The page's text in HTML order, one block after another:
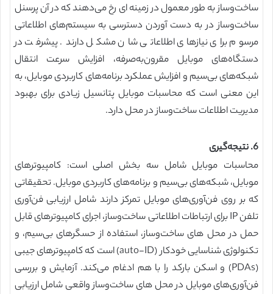
ساخت‌وساز به طور معمول در زمینه ای رخ می‌دهند که در آن پرسنل
ساخت‌وساز در به دست آوردن دسترسی به سیستم‌های اطلاعاتی
مرسوم برای نیازهای اطلاعاتی شان مشکل دارند. پیشرفت در
دستگاه‌های موبایل مقرون‌به‌صرفه، افزایش سرعت انتقال
شبکه‌های بی‌سیم و افزایش عملکرد برنامه‌های کاربردی موبایل، به
این معنی است که محاسبات موبایل پتانسیل زیادی برای بهبود
مدیریت اطلاعات ساخت‌وساز در محل دارد.
6. نتیجه‌گیری
محاسبات موبایل شامل سه بخش اصلی است: کامپیوترهای
موبایل، شبکه‌های بی‌سیم و برنامه‌های کاربردی موبایل. تحقیقاتی
که بر روی فن‌آوری‌های موبایل تمرکز دارند شامل ارزیابی فن‌آوری
تلفن IP برای ارتباطات اطلاعاتی ساخت‌وساز، اجرای کامپیوترهای قابل
حمل در محل های ساخت‌وساز، استفاده از حسگرهای بی‌سیم، و
تکنولوژی شناسایی خودکار (auto-ID) است که کامپیوترهای جیبی
(PDAs) و اسکن بارکد را با هم ادغام می‌کند. آزمایش و بررسی
فن‌آوری‌های موبایل در محل های ساخت‌وساز واقعی شامل ارزیابی